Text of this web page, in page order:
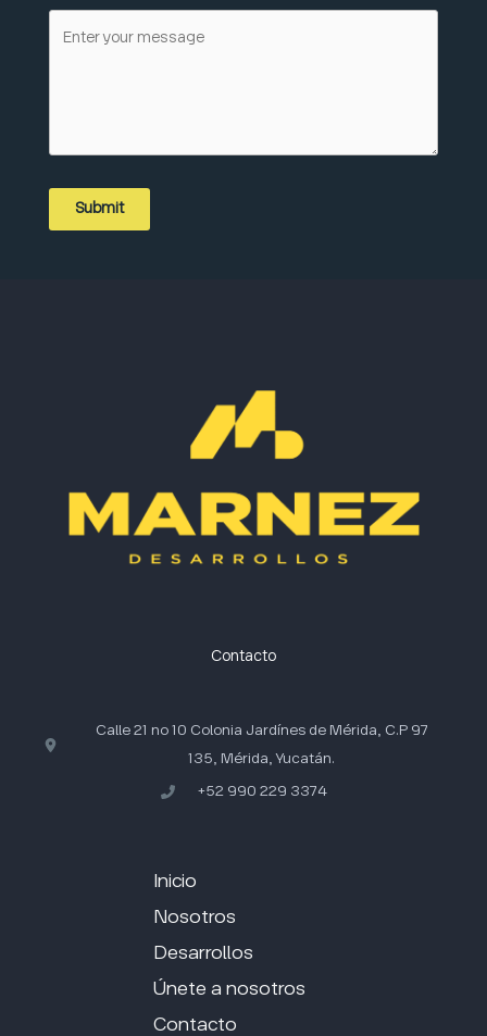
Submit
Contacto
Calle 21 no 10 Colonia Jardínes de Mérida, C.P 97
135, Mérida, Yucatán.
+52 990 229 3374
Inicio
Nosotros
Desarrollos
Únete a nosotros
Contacto